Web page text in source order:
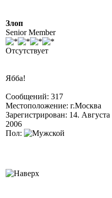
Злоп
Senior Member
Отсутствует
Ябба!
Сообщений: 317
Местоположение: г.Москва
Зарегистрирован: 14. Августа
2006
Пол: